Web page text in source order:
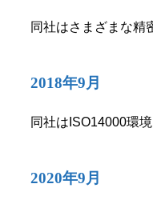
同社はさまざまな精
2018年9月
同社はISO14000環
2020年9月